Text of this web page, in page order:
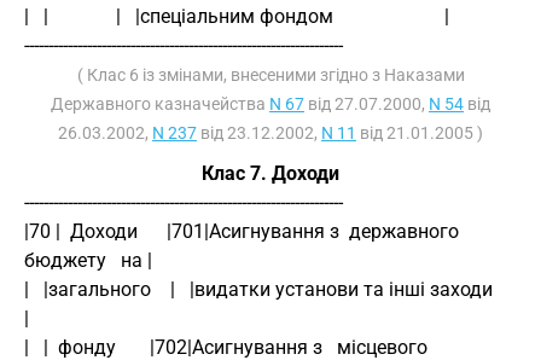
|   |              |   |спеціальним фондом                       |
------------------------------------------------------------------
( Клас 6 із змінами, внесеними згідно з Наказами
Державного казначейства N 67 від 27.07.2000, N 54 від
26.03.2002, N 237 від 23.12.2002, N 11 від 21.01.2005 )
Клас 7. Доходи
------------------------------------------------------------------
|70 |  Доходи      |701|Асигнування з  державного
бюджету   на |
|   |загального    |   |видатки установи та інші заходи
|
|   |  фонду       |702|Асигнування з   місцевого